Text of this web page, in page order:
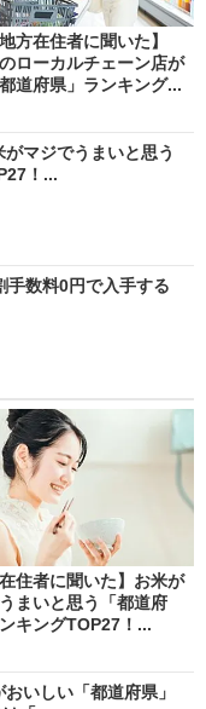
地方在住者に聞いた】
のローカルチェーン店が
道府県」ランキング...
がマジでうまいと思う
！...
数料0円で入手する
在住者に聞いた】お米が
まいと思う「都道府
キングTOP27！...
いしい「都道府県」